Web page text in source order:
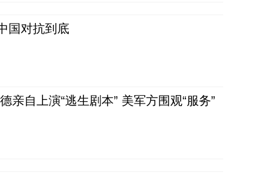
国对抗到底
亲自上演“逃生剧本” 美军方围观“服务”